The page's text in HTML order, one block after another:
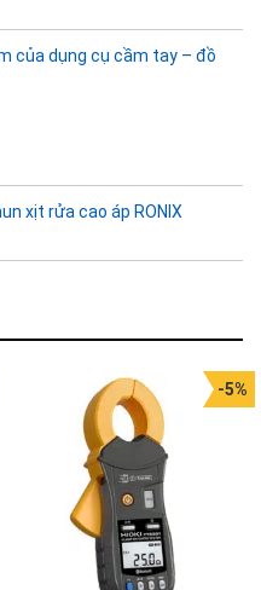
của dụng cụ cầm tay – đồ
xịt rửa cao áp RONIX
-5%